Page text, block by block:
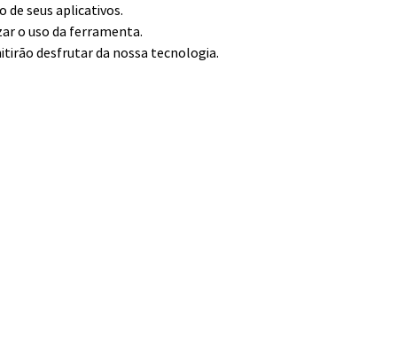
de seus aplicativos.
o uso da ferramenta.
desfrutar da nossa tecnologia.